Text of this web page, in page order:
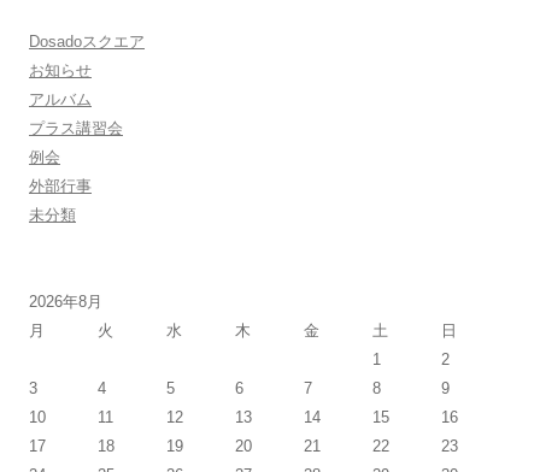
Dosadoスクエア
お知らせ
アルバム
プラス講習会
例会
外部行事
未分類
2026年8月
月
火 水 木 金 土
日
1
2
3
4 5 6 7 8
9
10
11 12 13 14 15
16
17
18 19 20 21 22
23